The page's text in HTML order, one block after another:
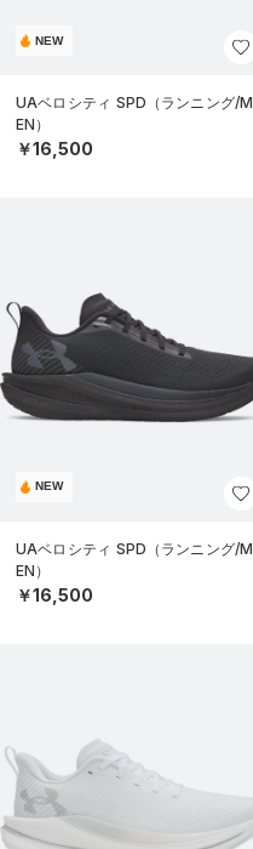
NEW
UAベロシティ SPD（ランニング/M
EN）
￥16,500
NEW
UAベロシティ SPD（ランニング/M
EN）
￥16,500